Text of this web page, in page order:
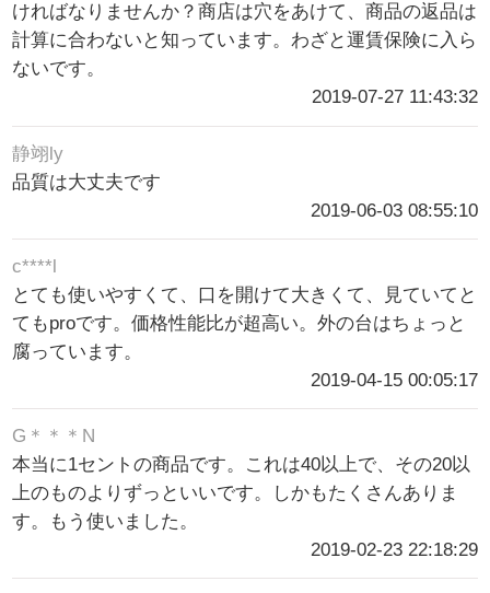
ければなりませんか？商店は穴をあけて、商品の返品は
計算に合わないと知っています。わざと運賃保険に入ら
ないです。
2019-07-27 11:43:32
静翊ly
品質は大丈夫です
2019-06-03 08:55:10
c****l
とても使いやすくて、口を開けて大きくて、見ていてと
てもproです。価格性能比が超高い。外の台はちょっと
腐っています。
2019-04-15 00:05:17
G＊＊＊N
本当に1セントの商品です。これは40以上で、その20以
上のものよりずっといいです。しかもたくさんありま
す。もう使いました。
2019-02-23 22:18:29